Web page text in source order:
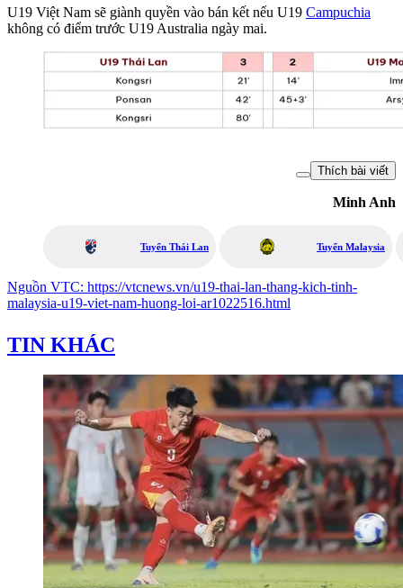
U19 Việt Nam sẽ giành quyền vào bán kết nếu U19 Campuchia
không có điểm trước U19 Australia ngày mai.
Thích bài viết
Minh Anh
Tuyển Thái Lan Tuyển Malaysia
Nguồn VTC: https://vtcnews.vn/u19-thai-lan-thang-kich-tinh-
malaysia-u19-viet-nam-huong-loi-ar1022516.html
TIN KHÁC